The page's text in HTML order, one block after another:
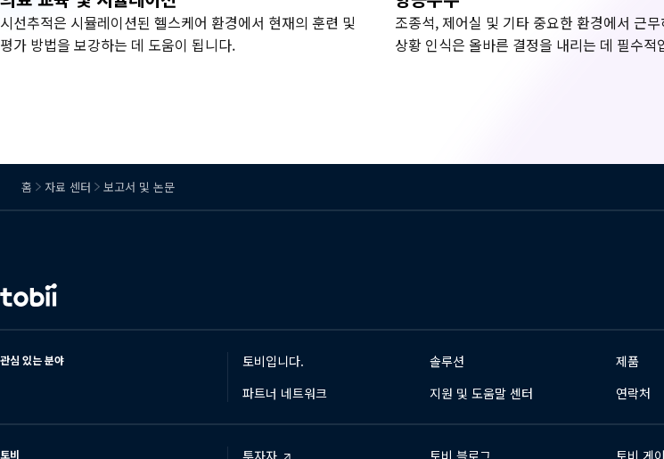
시선추적은 시뮬레이션된 헬스케어 환경에서 현재의 훈련 및
평가 방법을 보강하는 데 도움이 됩니다.
조종석, 제어실 및 기타 중요한 환경에서 근
상황 인식은 올바른 결정을 내리는 데 필수적
홈 자료 센터 보고서 및 논문
언
어
변
관심 있는 분야 토비입니다. 솔루션 제품
파트너 네트워크
지원 및 도움말 센터 연락처
토비